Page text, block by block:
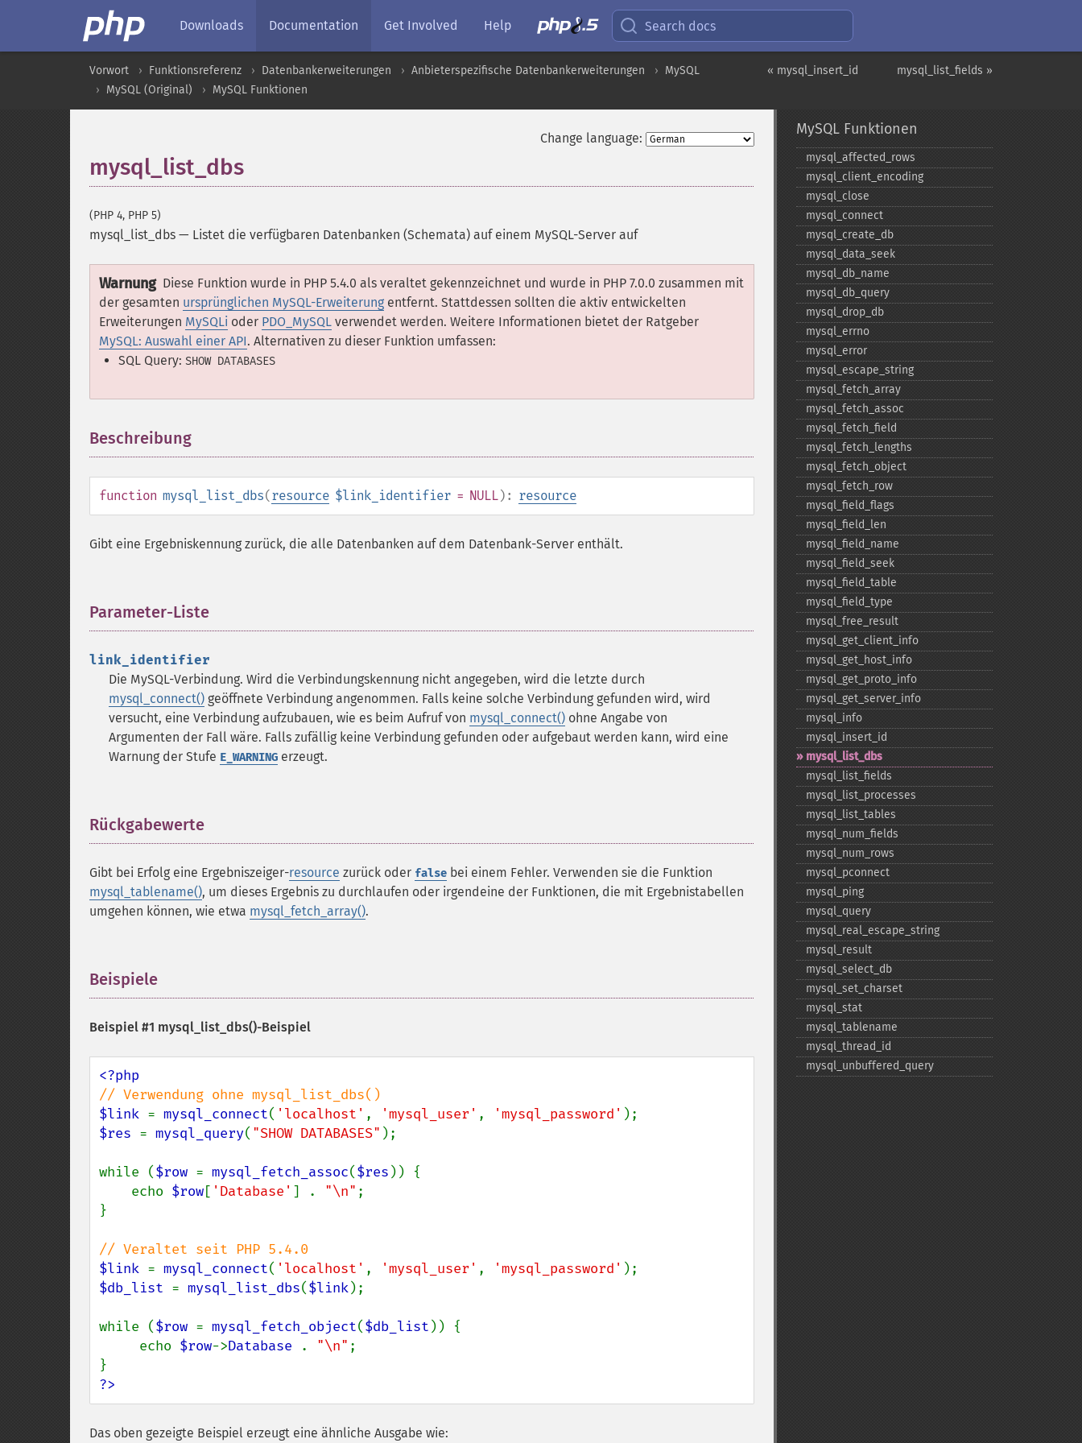
Downloads Documentation Get Involved Help Search docs
mysql_list_fields »
« mysql_insert_id
Vorwort Funktionsreferenz Datenbankerweiterungen Anbieterspezifische Datenbankerweiterungen
MySQL
MySQL (Original)
MySQL Funktionen
Change language:
mysql_list_dbs
(PHP 4, PHP 5)
mysql_list_dbs — Listet die verfügbaren Datenbanken (Schemata) auf einem MySQL-Server auf
Warnung Diese Funktion wurde in PHP 5.4.0 als veraltet gekennzeichnet und wurde in PHP 7.0.0 zusammen mit
der gesamten ursprünglichen MySQL-Erweiterung entfernt. Stattdessen sollten die aktiv entwickelten
Erweiterungen MySQLi oder PDO_MySQL verwendet werden. Weitere Informationen bietet der Ratgeber
MySQL: Auswahl einer API. Alternativen zu dieser Funktion umfassen:
SQL Query: SHOW DATABASES
Beschreibung
function mysql_list_dbs(resource $link_identifier = NULL): resource
Gibt eine Ergebniskennung zurück, die alle Datenbanken auf dem Datenbank-Server enthält.
Parameter-Liste
link_identifier
Die MySQL-Verbindung. Wird die Verbindungskennung nicht angegeben, wird die letzte durch
mysql_connect() geöffnete Verbindung angenommen. Falls keine solche Verbindung gefunden wird, wird
versucht, eine Verbindung aufzubauen, wie es beim Aufruf von mysql_connect() ohne Angabe von
Argumenten der Fall wäre. Falls zufällig keine Verbindung gefunden oder aufgebaut werden kann, wird eine
Warnung der Stufe E_WARNING erzeugt.
Rückgabewerte
Gibt bei Erfolg eine Ergebniszeiger-resource zurück oder false bei einem Fehler. Verwenden sie die Funktion
mysql_tablename(), um dieses Ergebnis zu durchlaufen oder irgendeine der Funktionen, die mit Ergebnistabellen
umgehen können, wie etwa mysql_fetch_array().
Beispiele
Beispiel #1 mysql_list_dbs()-Beispiel
$link = mysql_connect( 'localhost' , 'mysql_user' , 'mysql_password'
$res = mysql_query( "SHOW DATABASES" );
while ($row = mysql_fetch_assoc($res )) {
    echo
$row[ 'Database' ] . "\n" ;
}
$link = mysql_connect( 'localhost' , 'mysql_user' , 'mysql_password'
$db_list = mysql_list_dbs($link);
while ($row = mysql_fetch_object($db_list )) {
     echo
$row->Database . "\n" ;
?>
Das oben gezeigte Beispiel erzeugt eine ähnliche Ausgabe wie:
MySQL Funktionen
mysql_​affected_​rows
mysql_​client_​encoding
mysql_​close
mysql_​connect
mysql_​create_​db
mysql_​data_​seek
mysql_​db_​name
mysql_​db_​query
mysql_​drop_​db
mysql_​errno
mysql_​error
mysql_​escape_​string
mysql_​fetch_​array
mysql_​fetch_​assoc
mysql_​fetch_​field
mysql_​fetch_​lengths
mysql_​fetch_​object
mysql_​fetch_​row
mysql_​field_​flags
mysql_​field_​len
mysql_​field_​name
mysql_​field_​seek
mysql_​field_​table
mysql_​field_​type
mysql_​free_​result
mysql_​get_​client_​info
mysql_​get_​host_​info
mysql_​get_​proto_​info
mysql_​get_​server_​info
mysql_​info
mysql_​insert_​id
mysql_​list_​dbs
mysql_​list_​fields
mysql_​list_​processes
mysql_​list_​tables
mysql_​num_​fields
mysql_​num_​rows
mysql_​pconnect
mysql_​ping
mysql_​query
mysql_​real_​escape_​string
mysql_​result
mysql_​select_​db
mysql_​set_​charset
mysql_​stat
mysql_​tablename
mysql_​thread_​id
mysql_​unbuffered_​query